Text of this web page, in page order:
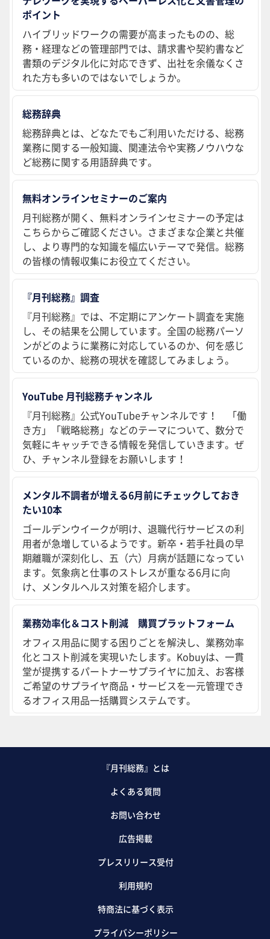
ポイント
ハイブリッドワークの需要が高まったものの、総
務・経理などの管理部門では、請求書や契約書など
書類のデジタル化に対応できず、出社を余儀なくさ
れた方も多いのではないでしょうか。
総務辞典
総務辞典とは、どなたでもご利用いただける、総務
業務に関する一般知識、関連法令や実務ノウハウな
ど総務に関する用語辞典です。
無料オンラインセミナーのご案内
月刊総務が開く、無料オンラインセミナーの予定は
こちらからご確認ください。さまざまな企業と共催
し、より専門的な知識を幅広いテーマで発信。総務
の皆様の情報収集にお役立てください。
『月刊総務』調査
『月刊総務』では、不定期にアンケート調査を実施
し、その結果を公開しています。全国の総務パーソ
ンがどのように業務に対応しているのか、何を感じ
ているのか、総務の現状を確認してみましょう。
YouTube 月刊総務チャンネル
『月刊総務』公式YouTubeチャンネルです！ 「働
き方」「戦略総務」などのテーマについて、数分で
気軽にキャッチできる情報を発信していきます。ぜ
ひ、チャンネル登録をお願いします！
メンタル不調者が増える6月前にチェックしておき
たい10本
ゴールデンウイークが明け、退職代行サービスの利
用者が急増しているようです。新卒・若手社員の早
期離職が深刻化し、五（六）月病が話題になってい
ます。気象病と仕事のストレスが重なる6月に向
け、メンタルヘルス対策を紹介します。
業務効率化＆コスト削減 購買プラットフォーム
オフィス用品に関する困りごとを解決し、業務効率
化とコスト削減を実現いたします。Kobuyは、一貫
堂が提携するパートナーサプライヤに加え、お客様
ご希望のサプライヤ商品・サービスを一元管理でき
るオフィス用品一括購買システムです。
『月刊総務』とは
よくある質問
お問い合わせ
広告掲載
プレスリリース受付
利用規約
特商法に基づく表示
プライバシーポリシー